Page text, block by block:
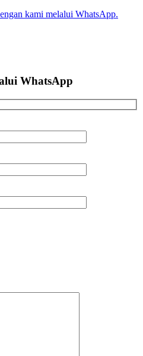
kami melalui WhatsApp.
WhatsApp